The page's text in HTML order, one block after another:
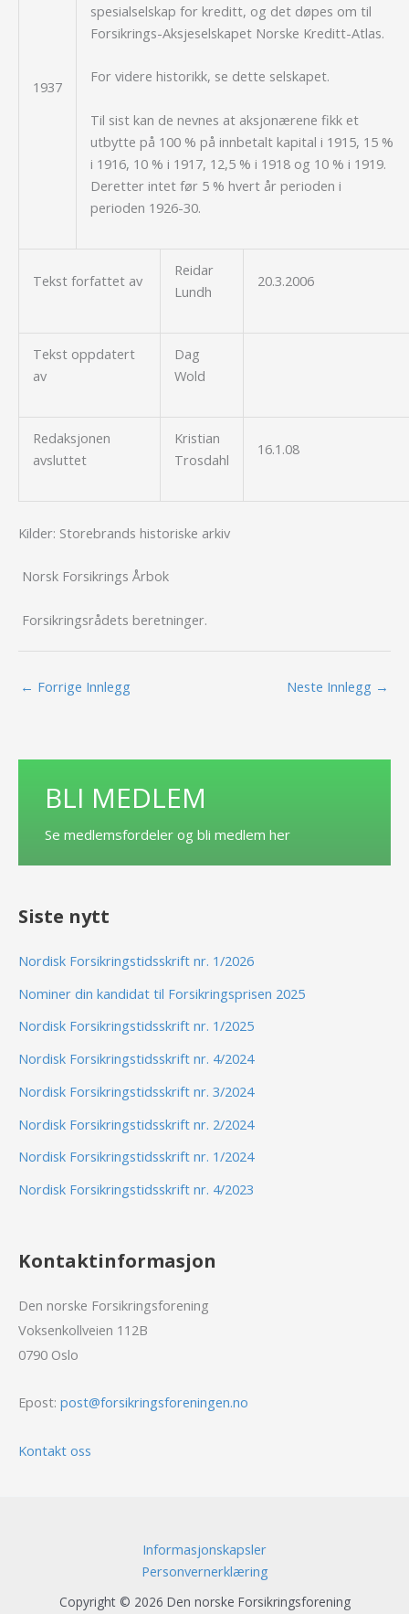
1937
spesialselskap for kreditt, og det døpes om til
Forsikrings-Aksjeselskapet Norske Kreditt-Atlas.
For videre historikk, se dette selskapet.
Til sist kan de nevnes at aksjonærene fikk et
utbytte på 100 % på innbetalt kapital i 1915, 15 %
i 1916, 10 % i 1917, 12,5 % i 1918 og 10 % i 1919.
Deretter intet før 5 % hvert år perioden i
perioden 1926-30.
Tekst forfattet av
Reidar
Lundh
20.3.2006
Tekst oppdatert
av
Dag
Wold
Redaksjonen
avsluttet
Kristian
Trosdahl
16.1.08
Kilder: Storebrands historiske arkiv
Norsk Forsikrings Årbok
Forsikringsrådets beretninger.
← Forrige Innlegg Neste Innlegg →
BLI MEDLEM
Se medlemsfordeler og bli medlem her
Siste nytt
Nordisk Forsikringstidsskrift nr. 1/2026
Nominer din kandidat til Forsikringsprisen 2025
Nordisk Forsikringstidsskrift nr. 1/2025
Nordisk Forsikringstidsskrift nr. 4/2024
Nordisk Forsikringstidsskrift nr. 3/2024
Nordisk Forsikringstidsskrift nr. 2/2024
Nordisk Forsikringstidsskrift nr. 1/2024
Nordisk Forsikringstidsskrift nr. 4/2023
Kontaktinformasjon
Den norske Forsikringsforening
Voksenkollveien 112B
0790 Oslo
Epost: post@forsikringsforeningen.no
Kontakt oss
Informasjonskapsler
Personvernerklæring
Copyright © 2026 Den norske Forsikringsforening